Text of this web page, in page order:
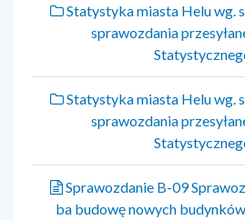
Statystyka miasta Helu wg.
sprawozdania
Statystyka miasta Helu wg.
sprawozdania
Sprawozdanie B-09
ba budowę nowych